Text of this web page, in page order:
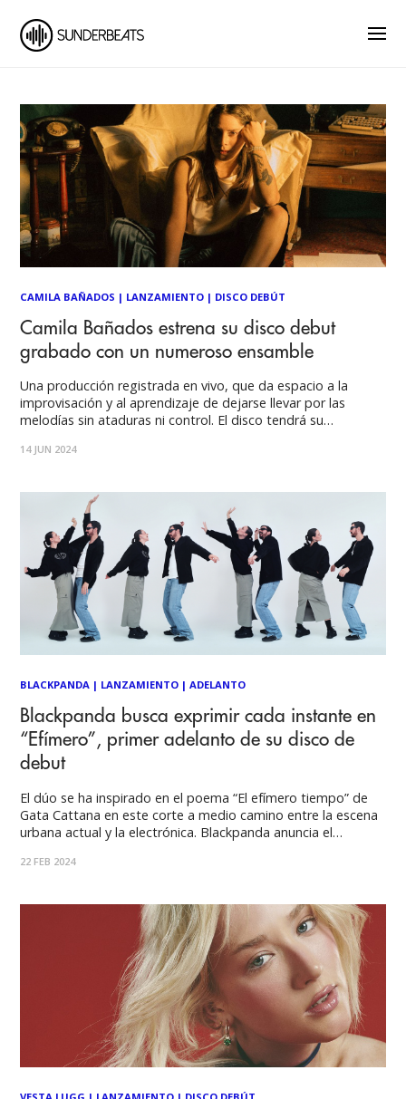
CAMILA BAÑADOS | LANZAMIENTO | DISCO DEBÚT
Camila Bañados estrena su disco debut
grabado con un numeroso ensamble
Una producción registrada en vivo, que da espacio a la
improvisación y al aprendizaje de dejarse llevar por las
melodías sin ataduras ni control. El disco tendrá su
100, bajo la dirección musical de Ignacio Díaz Lahsen.
14 JUN 2024
BLACKPANDA | LANZAMIENTO |ADELANTO
Blackpanda busca exprimir cada instante en
“Efímero”, primer adelanto de su disco de
debut
El dúo se ha inspirado en el poema “El efímero tiempo” de
Gata Cattana en este corte a medio camino entre la escena
urbana actual y la electrónica. Blackpanda anuncia el
cada instante en “Efímero”, primer adelanto del álbum debut
22 FEB 2024